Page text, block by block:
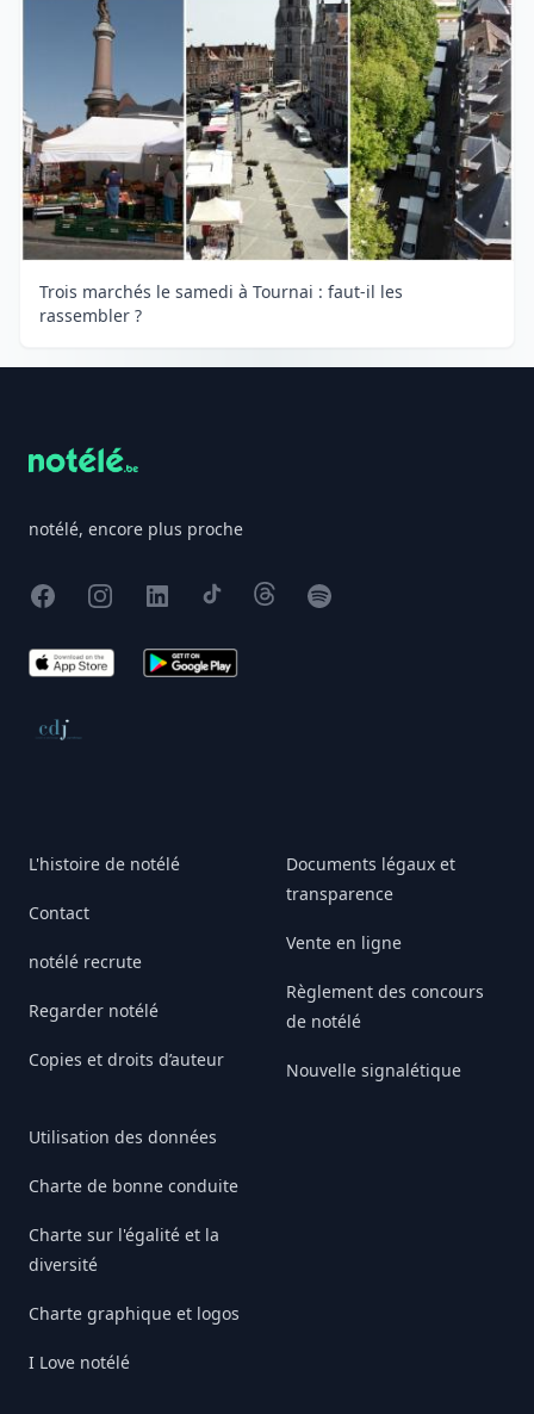
Trois marchés le samedi à Tournai : faut-il les
rassembler ?
notélé, encore plus proche
FacebookInstagram
X TikTokThreadsSpotify
App Store Google Play
Conseil de déontologie journalistique
L'histoire de notélé
Contact
notélé recrute
Regarder notélé
Copies et droits d’auteur
Utilisation des données
Charte de bonne conduite
Charte sur l'égalité et la
diversité
Charte graphique et logos
I Love notélé
Documents légaux et
transparence
Vente en ligne
Règlement des concours
de notélé
Nouvelle signalétique